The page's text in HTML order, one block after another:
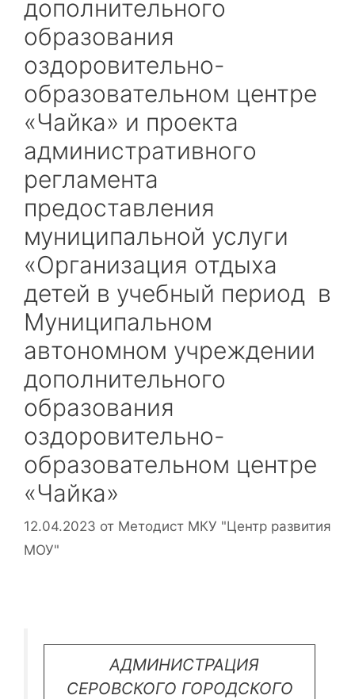
дополнительного
образования
оздоровительно-
образовательном центре
«Чайка» и проекта
административного
регламента
предоставления
муниципальной услуги
«Организация отдыха
детей в учебный период в
Муниципальном
автономном учреждении
дополнительного
образования
оздоровительно-
образовательном центре
«Чайка»
12.04.2023 от Методист МКУ "Центр развития
МОУ"
АДМИНИСТРАЦИЯ
СЕРОВСКОГО ГОРОДСКОГО